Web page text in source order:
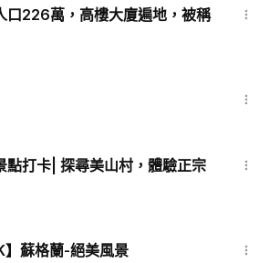
口226萬，高樓大廈遍地，被稱
點打卡| 探尋美山村，體驗正宗
】蘇格蘭-絕美風景